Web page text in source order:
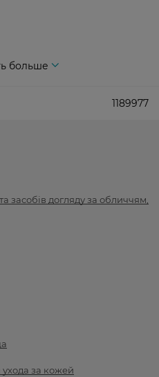
больше
1189977
засобів догляду за обличчям,
за кожей